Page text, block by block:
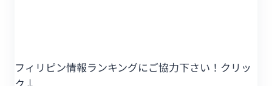
フィリピン情報ランキングにご協力下さい！クリッ